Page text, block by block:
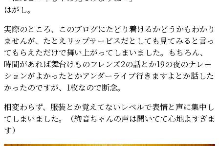
はがし。
実際のところ、このブログにたどり着けるかどうかもわかり
ませんが、たとえリップサービスだとしても見てみると言っ
てもらえただけで舞い上がってしまいました。もちろん、
時間があれば舞台けものフレンズ2の話とか19の夜のナレー
ションがよかったとかアンダーライブ行きますよとか話した
かったのですが、1枚なので断念。
相変わらず、服装とか覚えてないレベルで表情と声に集中し
てしまいました。（絢音ちゃんの声は聞いてて心地よすぎま
す）